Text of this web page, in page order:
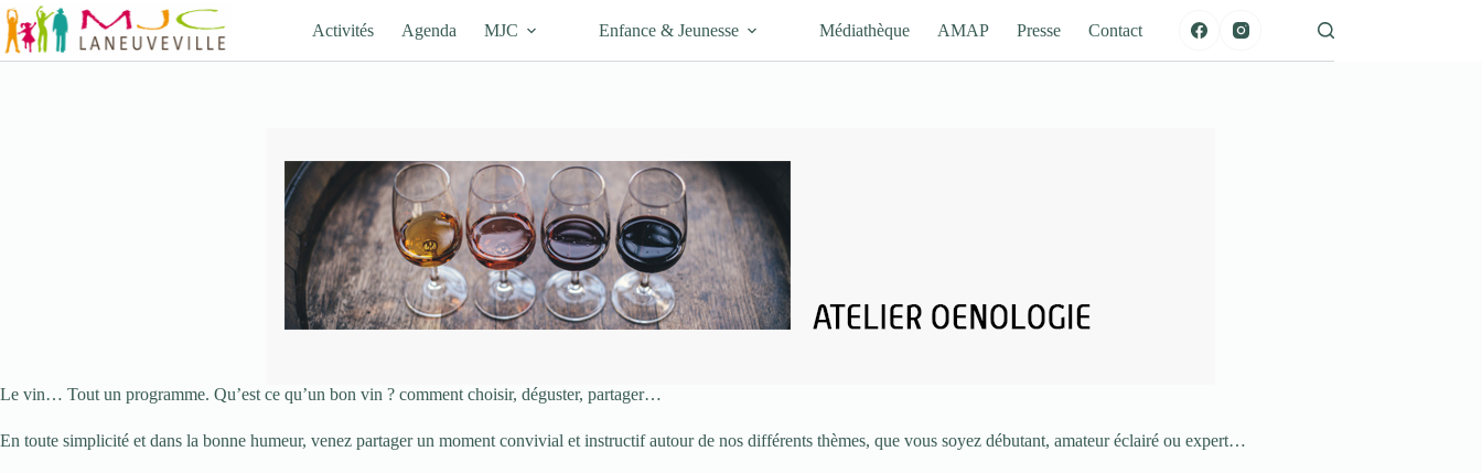
Passer
au
contenu
Activités Agenda MJC Enfance & Jeunesse Médiathèque AMAP Presse Contact
Le vin… Tout un programme. Qu’est ce qu’un bon vin ? comment choisir, déguster, partager…
En toute simplicité et dans la bonne humeur, venez partager un moment convivial et instructif autour de nos différents thèmes, que vous soyez débutant, amateur éclairé ou expert…